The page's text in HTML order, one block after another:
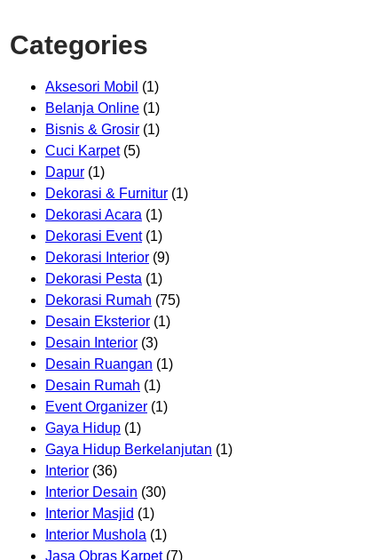
Categories
Aksesori Mobil (1)
Belanja Online (1)
Bisnis & Grosir (1)
Cuci Karpet(5)
Dapur (1)
Dekorasi & Furnitur (1)
Dekorasi Acara (1)
Dekorasi Event(1)
Dekorasi Interior (9)
Dekorasi Pesta (1)
Dekorasi Rumah (75)
Desain Eksterior (1)
Desain Interior (3)
Desain Ruangan (1)
Desain Rumah (1)
Event Organizer (1)
Gaya Hidup (1)
Gaya Hidup Berkelanjutan (1)
Interior (36)
Interior Desain (30)
Interior Masjid (1)
Interior Mushola (1)
Jasa Obras Karpet(7)